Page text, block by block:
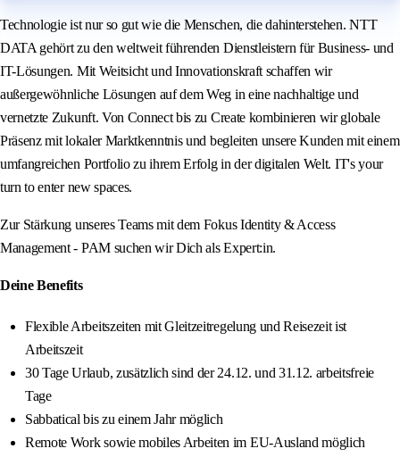
Technologie ist nur so gut wie die Menschen, die dahinterstehen. NTT
DATA gehört zu den weltweit führenden Dienstleistern für Business- und
IT-Lösungen. Mit Weitsicht und Innovationskraft schaffen wir
außergewöhnliche Lösungen auf dem Weg in eine nachhaltige und
vernetzte Zukunft. Von Connect bis zu Create kombinieren wir globale
Präsenz mit lokaler Marktkenntnis und begleiten unsere Kunden mit einem
umfangreichen Portfolio zu ihrem Erfolg in der digitalen Welt. IT's your
turn to enter new spaces.
Zur Stärkung unseres Teams mit dem Fokus Identity & Access
Management - PAM suchen wir Dich als Expert:in.
Deine Benefits
Flexible Arbeitszeiten mit Gleitzeitregelung und Reisezeit ist
Arbeitszeit
30 Tage Urlaub, zusätzlich sind der 24.12. und 31.12. arbeitsfreie
Tage
Sabbatical bis zu einem Jahr möglich
Remote Work sowie mobiles Arbeiten im EU-Ausland möglich